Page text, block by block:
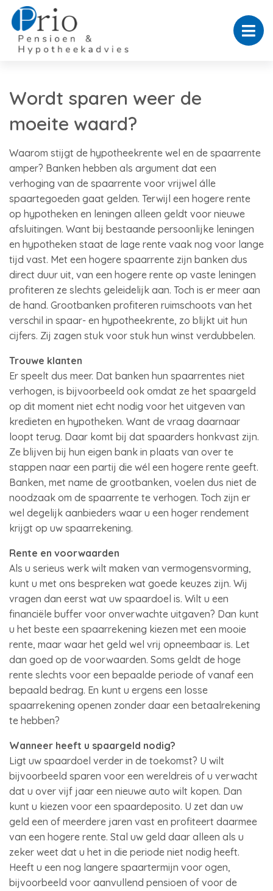
Wordt sparen weer de
moeite waard?
Waarom stijgt de hypotheekrente wel en de spaarrente
amper? Banken hebben als argument dat een
verhoging van de spaarrente voor vrijwel álle
spaartegoeden gaat gelden. Terwijl een hogere rente
op hypotheken en leningen alleen geldt voor nieuwe
afsluitingen. Want bij bestaande persoonlijke leningen
en hypotheken staat de lage rente vaak nog voor lange
tijd vast. Met een hogere spaarrente zijn banken dus
direct duur uit, van een hogere rente op vaste leningen
profiteren ze slechts geleidelijk aan. Toch is er meer aan
de hand. Grootbanken profiteren ruimschoots van het
verschil in spaar- en hypotheekrente, zo blijkt uit hun
cijfers. Zij zagen stuk voor stuk hun winst verdubbelen.
Trouwe klanten
Er speelt dus meer. Dat banken hun spaarrentes niet
verhogen, is bijvoorbeeld ook omdat ze het spaargeld
op dit moment niet echt nodig voor het uitgeven van
kredieten en hypotheken. Want de vraag daarnaar
loopt terug. Daar komt bij dat spaarders honkvast zijn.
Ze blijven bij hun eigen bank in plaats van over te
stappen naar een partij die wél een hogere rente geeft.
Banken, met name de grootbanken, voelen dus niet de
noodzaak om de spaarrente te verhogen. Toch zijn er
wel degelijk aanbieders waar u een hoger rendement
krijgt op uw spaarrekening.
Rente en voorwaarden
Als u serieus werk wilt maken van vermogensvorming,
kunt u met ons bespreken wat goede keuzes zijn. Wij
vragen dan eerst wat uw spaardoel is. Wilt u een
financiële buffer voor onverwachte uitgaven? Dan kunt
u het beste een spaarrekening kiezen met een mooie
rente, maar waar het geld wel vrij opneembaar is. Let
dan goed op de voorwaarden. Soms geldt de hoge
rente slechts voor een bepaalde periode of vanaf een
bepaald bedrag. En kunt u ergens een losse
spaarrekening openen zonder daar een betaalrekening
te hebben?
Wanneer heeft u spaargeld nodig?
Ligt uw spaardoel verder in de toekomst? U wilt
bijvoorbeeld sparen voor een wereldreis of u verwacht
dat u over vijf jaar een nieuwe auto wilt kopen. Dan
kunt u kiezen voor een spaardeposito. U zet dan uw
geld een of meerdere jaren vast en profiteert daarmee
van een hogere rente. Stal uw geld daar alleen als u
zeker weet dat u het in die periode niet nodig heeft.
Heeft u een nog langere spaartermijn voor ogen,
bijvoorbeeld voor aanvullend pensioen of voor de